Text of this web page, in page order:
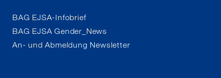
BAG EJSA-Infobrief
BAG EJSA Gender_News
An- und Abmeldung Newsletter